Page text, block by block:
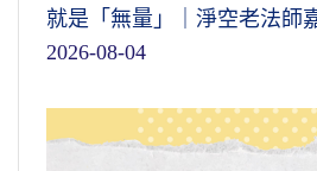
就是「無量」｜淨空老法師
2026-08-04